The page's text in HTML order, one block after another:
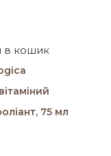
в кошик
75 мл